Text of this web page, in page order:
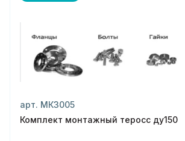
арт. МК3005
Комплект монтажный теросс ду150